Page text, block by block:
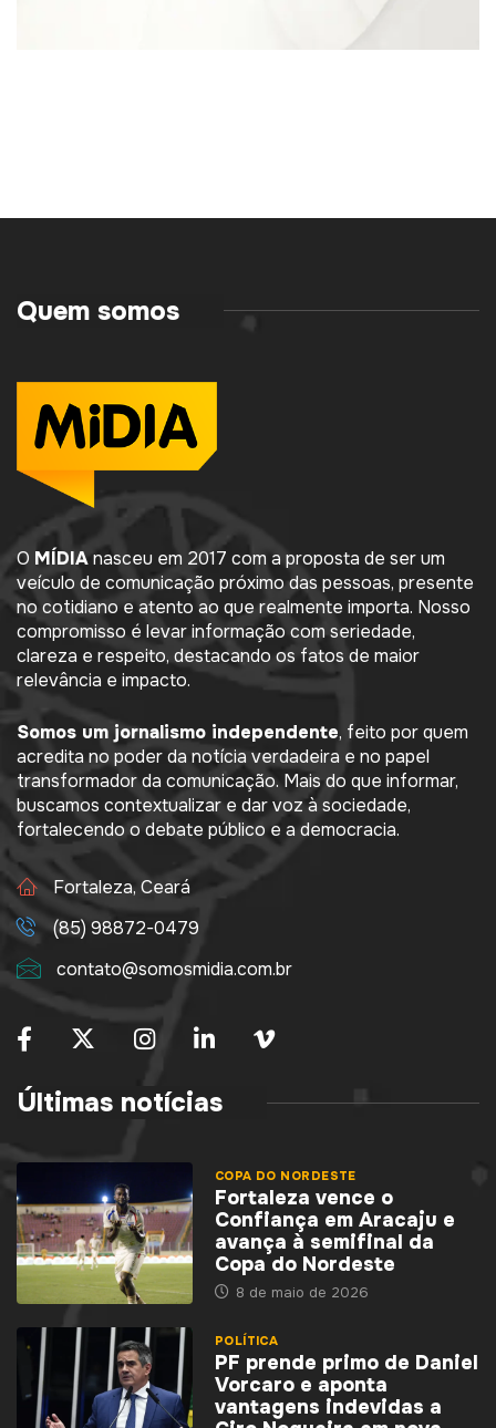
Quem somos
O MÍDIAnasceu em 2017 com a proposta de ser um
veículo de comunicação próximo das pessoas, presente
no cotidiano e atento ao que realmente importa. Nosso
compromisso é levar informação com seriedade,
clareza e respeito, destacando os fatos de maior
relevância e impacto.
Somos um jornalismo independente, feito por quem
acredita no poder da notícia verdadeira e no papel
transformador da comunicação. Mais do que informar,
buscamos contextualizar e dar voz à sociedade,
fortalecendo o debate público e a democracia.
Fortaleza, Ceará
(85) 98872-0479
contato@somosmidia.com.br
Últimas notícias
COPA DO NORDESTE
Fortaleza vence o
Confiança em Aracaju e
avança à semifinal da
Copa do Nordeste
8 de maio de 2026
POLÍTICA
PF prende primo de Daniel
Vorcaro e aponta
vantagens indevidas a